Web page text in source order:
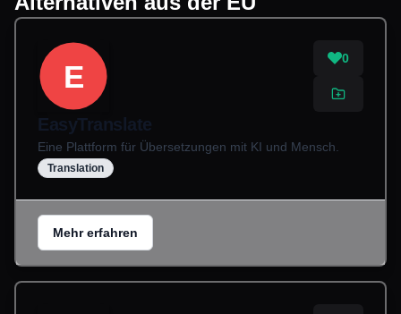
E
0
EasyTranslate
Eine Plattform für Übersetzungen mit KI und Mensch.
Translation
Mehr erfahren